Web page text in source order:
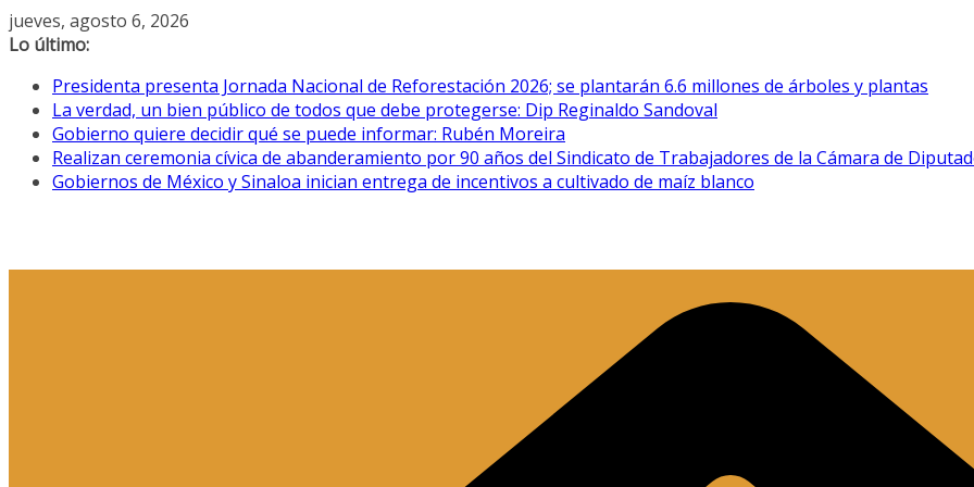
Saltar
al
jueves, agosto 6, 2026
Lo último:
Presidenta presenta Jornada Nacional de Reforestación 2026; se plantarán 6.6 millones de árboles y plantas
La verdad, un bien público de todos que debe protegerse: Dip Reginaldo Sandoval
Gobierno quiere decidir qué se puede informar: Rubén Moreira
Realizan ceremonia cívica de abanderamiento por 90 años del Sindicato de Trabajadores de la Cámara de
Gobiernos de México y Sinaloa inician entrega de incentivos a cultivado de maíz blanco